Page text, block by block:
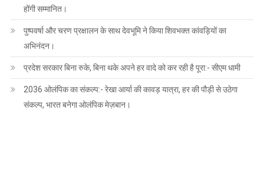
होंगी सम्मानित।
पुष्पवर्षा और चरण प्रक्षालन के साथ देवभूमि ने किया शिवभक्त कांवड़ियों का
अभिनंदन।
प्रदेश सरकार बिना रुके, बिना थके अपने हर वादे को कर रही है पूरा:- सीएम धामी
2036 ओलंपिक का संकल्प:- रेखा आर्या की कावड़ यात्रा, हर की पौड़ी से उठेगा
संकल्प, भारत बनेगा ओलंपिक मेज़बान।